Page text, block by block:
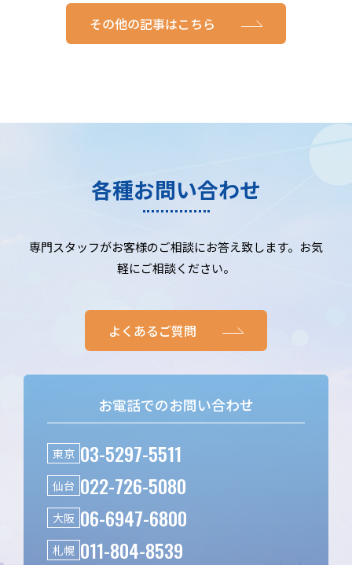
その他の記事はこちら
各種お問い合わせ
専門スタッフがお客様のご相談にお答え致します。お気
軽にご相談ください。
よくあるご質問
お電話でのお問い合わせ
東京 03-5297-5511
仙台 022-726-5080
大阪 06-6947-6800
札幌 011-804-8539